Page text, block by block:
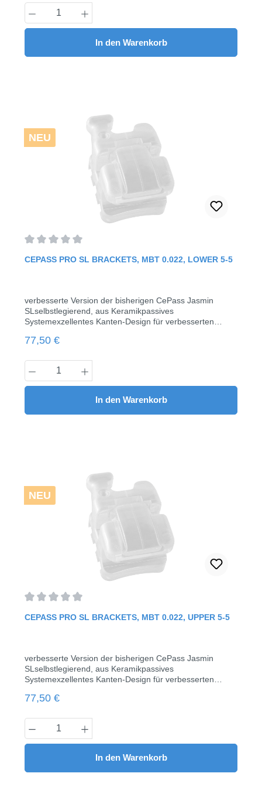
Haftung345 mit Häkcheninklusive Instrument28
Stück/Pack (20 Brackets & 8 COSY-II Tubes)
Produkt Anzahl: Gib den gewünschten
In den Warenkorb
NEU
CEPASS PRO SL BRACKETS, MBT 0.022, LOWER 5-5
verbesserte Version der bisherigen CePass Jasmin
SLselbstlegierend, aus Keramikpassives
Systemexzellentes Kanten-Design für verbesserten
Erscheinungsbildoptimale Klappe für leichtes Öffnen &
Haftunginklusive Instrument345 m.H.10 Brackets/Pack
Regulärer Preis:
77,50 €
Produkt Anzahl: Gib den gewünschten
In den Warenkorb
NEU
CEPASS PRO SL BRACKETS, MBT 0.022, UPPER 5-5
verbesserte Version der bisherigen CePass Jasmin
SLselbstlegierend, aus Keramikpassives
Systemexzellentes Kanten-Design für verbesserten
Erscheinungsbildoptimale Klappe für leichtes Öffnen &
Haftunginklusive Instrument345 m.H.10 Brackets & 4
COSY-II Tubes/Pack
Regulärer Preis:
77,50 €
Produkt Anzahl: Gib den gewünschten
In den Warenkorb